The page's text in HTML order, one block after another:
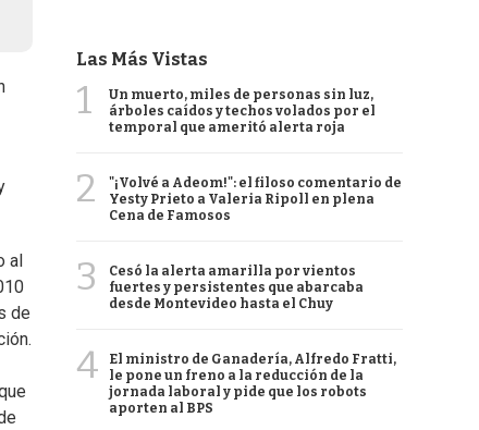
al
de
Las Más Vistas
1
Un muerto, miles de personas sin luz,
árboles caídos y techos volados por el
temporal que ameritó alerta roja
2
"¡Volvé a Adeom!": el filoso comentario de
Yesty Prieto a Valeria Ripoll en plena
Cena de Famosos
3
Cesó la alerta amarilla por vientos
fuertes y persistentes que abarcaba
desde Montevideo hasta el Chuy
4
El ministro de Ganadería, Alfredo Fratti,
le pone un freno a la reducción de la
jornada laboral y pide que los robots
aporten al BPS